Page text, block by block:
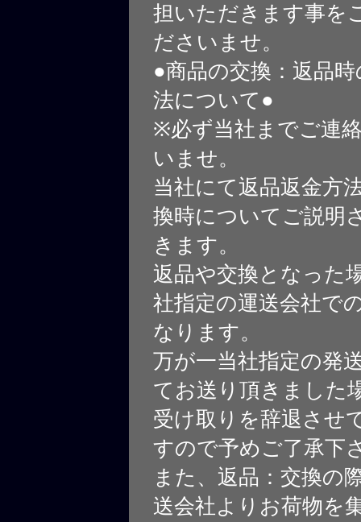
担いただきます事を
ださいませ。
●商品の交換：返品
法について●
※必ず当社までご連
いませ。
当社にて返品返金方
換時についてご説明
きます。
返品や交換となった
社指定の運送会社で
なります。
万が一当社指定の発
てお送り頂きました
受け取りを辞退させ
すので予めご了承下
また、返品：交換の
送会社よりお荷物を